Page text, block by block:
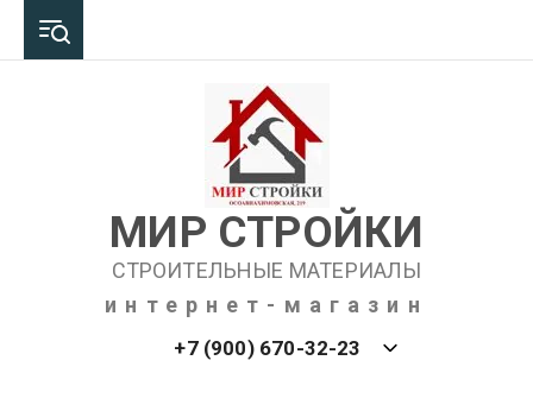
МИР СТРОЙКИ
СТРОИТЕЛЬНЫЕ МАТЕРИАЛЫ
интернет-магазин
+7 (900) 670-32-23